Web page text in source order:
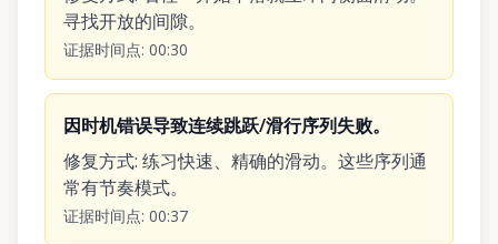
寻找开放的间隙。
证据时间点: 00:30
因时机错误导致连续跳跃/滑行序列失败。
修复方式: 练习快速、精确的滑动。这些序列通
常有节奏模式。
证据时间点: 00:37